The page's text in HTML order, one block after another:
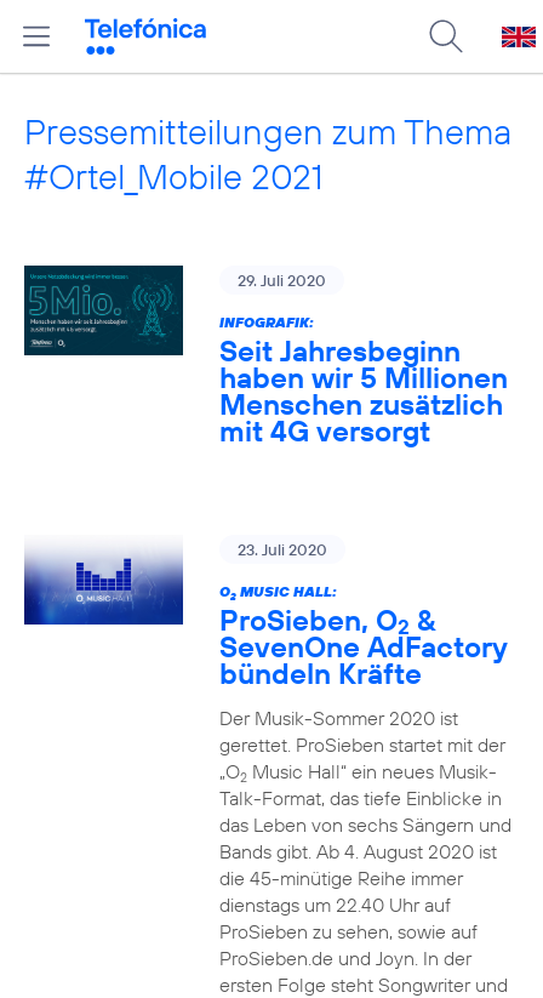
Pressemitteilungen zum Thema
#Ortel_Mobile 2021
29. Juli 2020
INFOGRAFIK:
Seit Jahresbeginn
haben wir 5 Millionen
Menschen zusätzlich
mit 4G versorgt
23. Juli 2020
O2MUSIC HALL:
ProSieben, O2 &
SevenOne AdFactory
bündeln Kräfte
Der Musik-Sommer 2020 ist
gerettet. ProSieben startet mit der
„O2Music Hall“ ein neues Musik-
Talk-Format, das tiefe Einblicke in
das Leben von sechs Sängern und
Bands gibt. Ab 4. August 2020 ist
die 45-minütige Reihe immer
dienstags um 22.40 Uhr auf
ProSieben zu sehen, sowie auf
ProSieben.de und Joyn. In der
ersten Folge steht Songwriter und